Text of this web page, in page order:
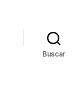
Buscar